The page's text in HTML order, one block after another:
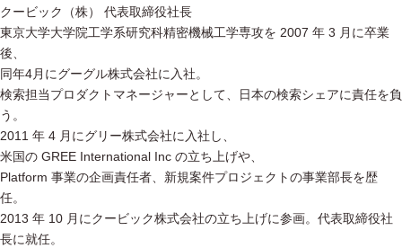
クービック（株） 代表取締役社長
東京大学大学院工学系研究科精密機械工学専攻を 2007 年 3 月に卒業
後、
同年4月にグーグル株式会社に入社。
検索担当プロダクトマネージャーとして、日本の検索シェアに責任を負
う。
2011 年 4 月にグリー株式会社に入社し、
米国の GREE International Inc の立ち上げや、
Platform 事業の企画責任者、新規案件プロジェクトの事業部長を歴
任。
2013 年 10 月にクービック株式会社の立ち上げに参画。代表取締役社
長に就任。